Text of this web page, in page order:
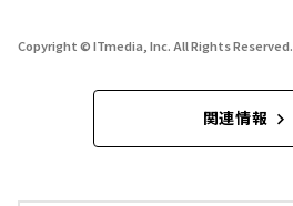
Copyright © ITmedia, Inc. All Rights Reserved.
関連情報